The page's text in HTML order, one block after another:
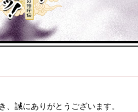
誠にありがとうございます。